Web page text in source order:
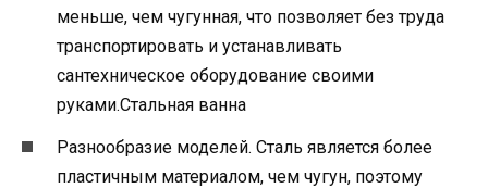
меньше, чем чугунная, что позволяет без труда
транспортировать и устанавливать
сантехническое оборудование своими
руками.Стальная ванна
Разнообразие моделей. Сталь является более
пластичным материалом, чем чугун, поэтому